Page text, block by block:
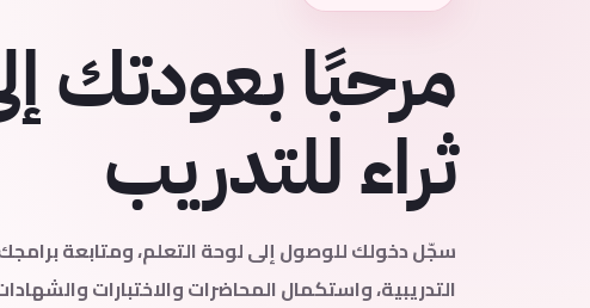
مرحبًا بعودتك
ثراء للتدريب
سجّل دخولك للوصول إلى لوحة التعلم، ومتابعة
التدريبية، واستكمال المحاضرات والاختبارات